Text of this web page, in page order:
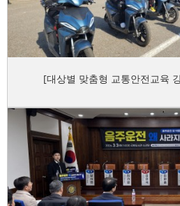
[대상별 맞춤형 교통안전교육